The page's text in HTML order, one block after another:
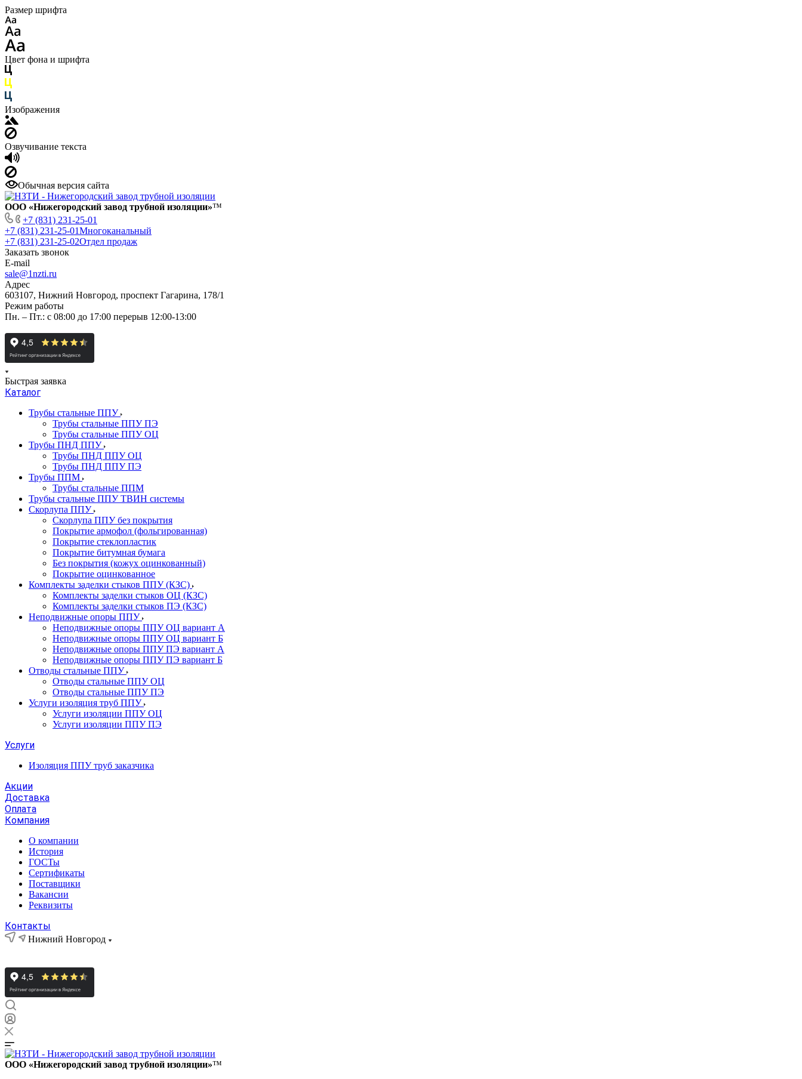
Размер шрифта
Цвет фона и шрифта
Изображения
Озвучивание текста
Обычная версия сайта
ООО «Нижегородский завод трубной изоляции»™
+7 (831) 231-25-01
+7 (831) 231-25-01Многоканальный
+7 (831) 231-25-02Отдел продаж
Заказать звонок
E-mail
sale@1nzti.ru
Адрес
603107, Нижний Новгород, проспект Гагарина, 178/1
Режим работы
Пн. – Пт.: с 08:00 до 17:00 перерыв 12:00-13:00
Быстрая заявка
Каталог
Трубы стальные ППУ
Трубы стальные ППУ ПЭ
Трубы стальные ППУ ОЦ
Трубы ПНД ППУ
Трубы ПНД ППУ ОЦ
Трубы ПНД ППУ ПЭ
Трубы ППМ
Трубы стальные ППМ
Трубы стальные ППУ ТВИН системы
Скорлупа ППУ
Скорлупа ППУ без покрытия
Покрытие армофол (фольгированная)
Покрытие стеклопластик
Покрытие битумная бумага
Без покрытия (кожух оцинкованный)
Покрытие оцинкованное
Комплекты заделки стыков ППУ (КЗС)
Комплекты заделки стыков ОЦ (КЗС)
Комплекты заделки стыков ПЭ (КЗС)
Неподвижные опоры ППУ
Неподвижные опоры ППУ ОЦ вариант А
Неподвижные опоры ППУ ОЦ вариант Б
Неподвижные опоры ППУ ПЭ вариант А
Неподвижные опоры ППУ ПЭ вариант Б
Отводы стальные ППУ
Отводы стальные ППУ ОЦ
Отводы стальные ППУ ПЭ
Услуги изоляция труб ППУ
Услуги изоляции ППУ ОЦ
Услуги изоляции ППУ ПЭ
Услуги
Изоляция ППУ труб заказчика
Акции
Доставка
Оплата
Компания
О компании
История
ГОСТы
Сертификаты
Поставщики
Вакансии
Реквизиты
Контакты
Нижний Новгород
ООО «Нижегородский завод трубной изоляции»™